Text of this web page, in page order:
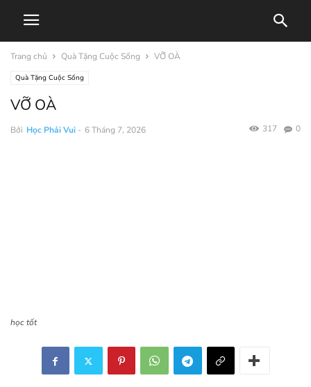
Trang chủ Quà Tặng Cuộc Sống VỠ OÀ
Quà Tặng Cuộc Sống
VỠ OÀ
Bởi Học Phải Vui - 6 Tháng 7, 2026 0
317
học tốt